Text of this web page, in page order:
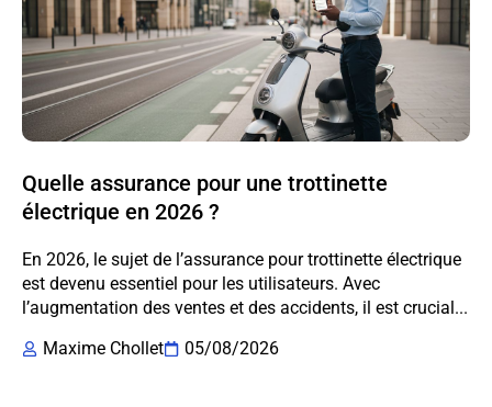
Quelle assurance pour une trottinette
électrique en 2026 ?
En 2026, le sujet de l’assurance pour trottinette électrique
est devenu essentiel pour les utilisateurs. Avec
l’augmentation des ventes et des accidents, il est crucial...
Maxime Chollet
05/08/2026